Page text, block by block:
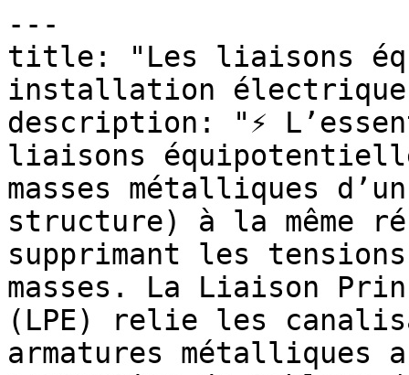
---
title: "Les liaisons
installation
description: "⚡
liaisons
masses métalliques
structure) à la même
supprimant les
masses. La Liaison
(LPE) relie les
armatures métalliques